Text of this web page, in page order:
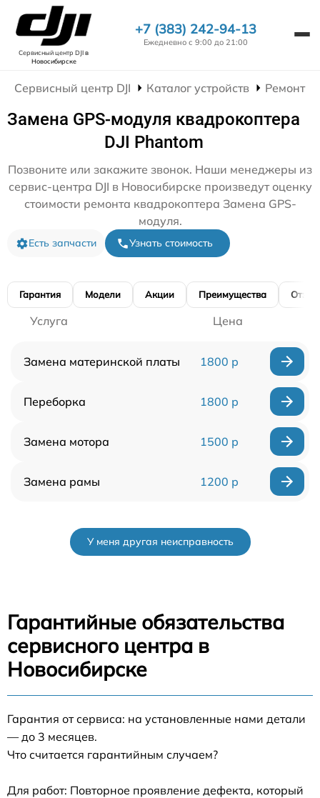
Сервисный центр DJIв
Новосибирске
+7 (383) 242-94-13
Ежедневно с 9:00 до 21:00
Сервисный центр DJI Каталог устройств Ремонт
Замена GPS-модуля квадрокоптера
DJI Phantom
Позвоните или закажите звонок. Наши менеджеры из
сервис-центра DJI в Новосибирске произведут оценку
стоимости ремонта квадрокоптера Замена GPS-
модуля.
Есть запчасти Узнать стоимость
Гарантия Модели Акции Преимущества
Услуга Цена
Замена материнской платы 1800 р
Переборка 1800 р
Замена мотора 1500 р
Замена рамы 1200 р
У меня другая неисправность
Гарантийные обязательства
сервисного центра в
Новосибирске
Гарантия от сервиса: на установленные нами детали
— до 3 месяцев.
Что считается гарантийным случаем?
Для работ: Повторное проявление дефекта, который